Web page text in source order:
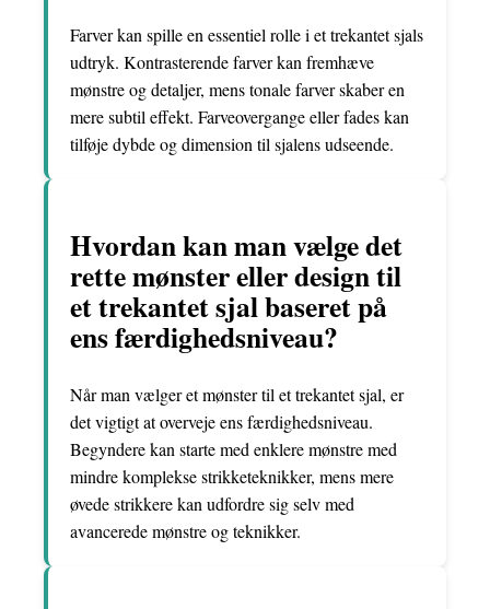
Farver kan spille en essentiel rolle i et trekantet sjals
udtryk. Kontrasterende farver kan fremhæve
mønstre og detaljer, mens tonale farver skaber en
mere subtil effekt. Farveovergange eller fades kan
tilføje dybde og dimension til sjalens udseende.
Hvordan kan man vælge det
rette mønster eller design til
et trekantet sjal baseret på
ens færdighedsniveau?
Når man vælger et mønster til et trekantet sjal, er
det vigtigt at overveje ens færdighedsniveau.
Begyndere kan starte med enklere mønstre med
mindre komplekse strikketeknikker, mens mere
øvede strikkere kan udfordre sig selv med
avancerede mønstre og teknikker.